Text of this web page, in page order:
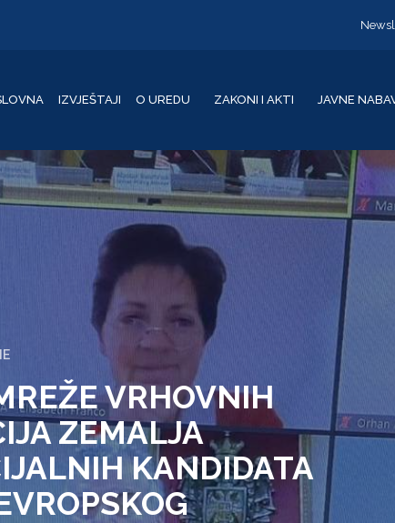
IZVJEŠTAJI O UREDU ZAKONI I AKTI JAVNE
VRHOVNIH
ZEMALJA
KANDIDATA